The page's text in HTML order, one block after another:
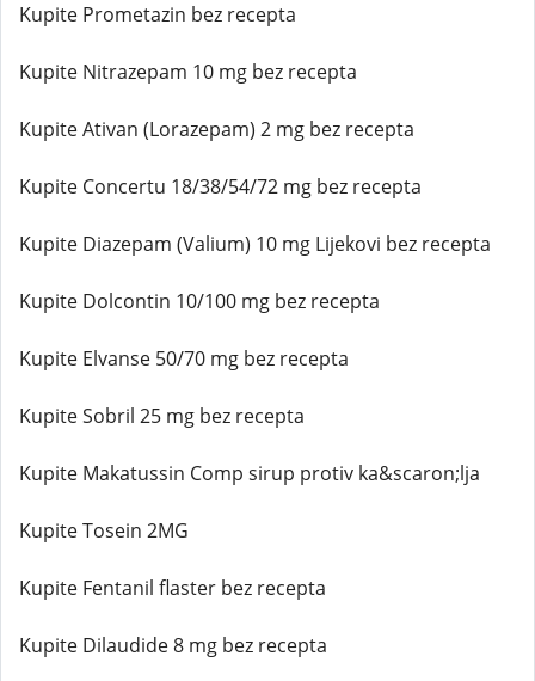
Kupite Prometazin bez recepta
Kupite Nitrazepam 10 mg bez recepta
Kupite Ativan (Lorazepam) 2 mg bez recepta
Kupite Concertu 18/38/54/72 mg bez recepta
Kupite Diazepam (Valium) 10 mg Lijekovi bez recepta
Kupite Dolcontin 10/100 mg bez recepta
Kupite Elvanse 50/70 mg bez recepta
Kupite Sobril 25 mg bez recepta
Kupite Makatussin Comp sirup protiv ka&scaron;lja
Kupite Tosein 2MG
Kupite Fentanil flaster bez recepta
Kupite Dilaudide 8 mg bez recepta